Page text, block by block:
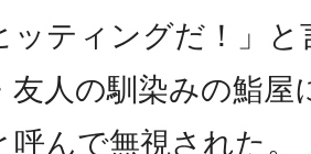
ッティングだ！」と
友人の馴染みの鮨
呼んで無視された。